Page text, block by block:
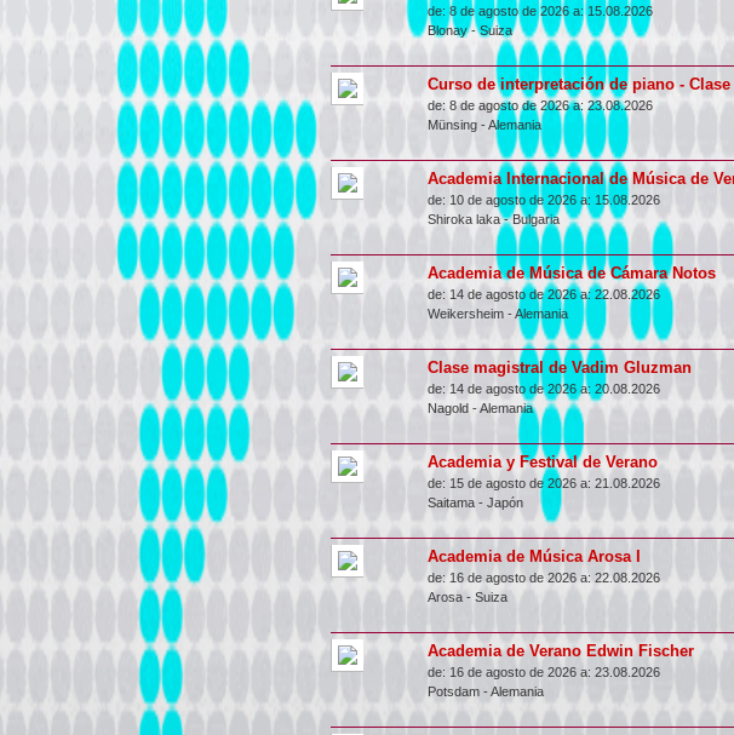
de: 8 de agosto de 2026 a: 15.08.2026
Blonay-Suiza
Curso de interpretación de piano -
de: 8 de agosto de 2026 a: 23.08.2026
Münsing-Alemania
Academia Internacional de Música de
de: 10 de agosto de 2026 a: 15.08.2026
Shiroka laka-Bulgaria
Academia de Música de Cámara Notos
de: 14 de agosto de 2026 a:22.08.2026
Weikersheim-Alemania
Clase magistral de Vadim Gluzman
de: 14 de agosto de 2026 a: 20.08.2026
Nagold-Alemania
Academia y Festival de Verano
de: 15 de agosto de 2026 a: 21.08.2026
Saitama- Japón
Academia de Música Arosa I
de: 16 de agosto de 2026 a: 22.08.2026
Arosa- Suiza
Academia de Verano Edwin Fischer
de: 16 de agosto de 2026 a: 23.08.2026
Potsdam-Alemania